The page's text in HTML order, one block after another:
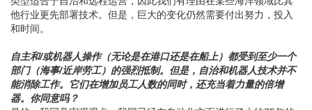
类型适合于自治和远程运营，因此我们有理由在某些海洋领域比其
他行业更先部署技术。但是，巨大的变化仍然需要付出努力，投入
和时间。
自主和/或机器人操作（无论是在港口还是在船上）都受到至少一个
部门（海事/近岸劳工）的强烈抵制。但是，自治和机器人技术并不
能消除工作。它们在增加员工人数的同时，还充当着力量的倍增
器。你同意吗？